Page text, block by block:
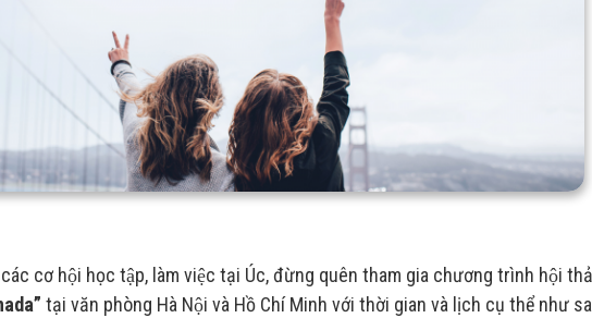
cơ hội học tập, làm việc tại Úc, đừng quên tham gia chương trình hội
tại văn phòng Hà Nội và Hồ Chí Minh với thời gian và lịch cụ thể như